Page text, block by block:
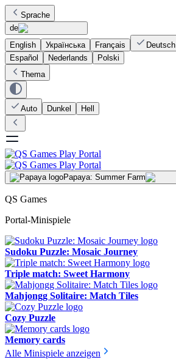
Sprache
de
English
Українська Français Deutsch
Español
Nederlands
Polski
Thema
Auto Dunkel Hell
Papaya: Summer Farm
QS Games
Portal-Minispiele
Sudoku Puzzle: Mosaic Journey
Triple match: Sweet Harmony
Mahjongg Solitaire: Match Tiles
Cozy Puzzle
Memory cards
Alle Minispiele anzeigen